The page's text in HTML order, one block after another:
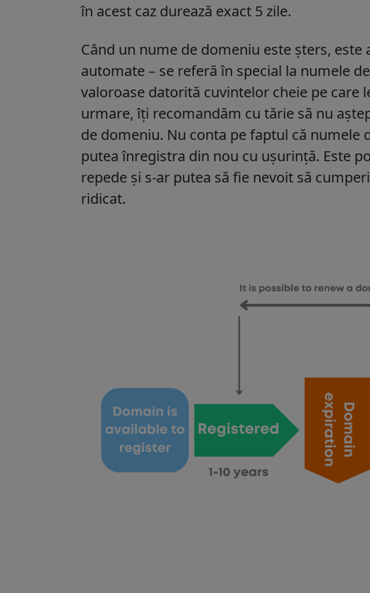
în acest caz durează exact 5 zile.
Când un nume de domeniu este șters,
automate – se referă în special la numele
valoroase datorită cuvintelor cheie pe care
urmare, îți recomandăm cu tărie să nu
de domeniu. Nu conta pe faptul că numele
putea înregistra din nou cu ușurință. Este
repede și s-ar putea să fie nevoit să
ridicat.